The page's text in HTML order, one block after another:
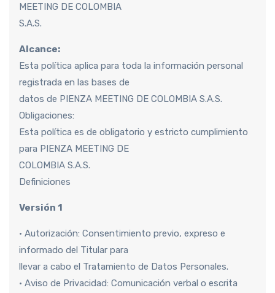
MEETING DE COLOMBIA
S.A.S.
Alcance:
Esta política aplica para toda la información personal
registrada en las bases de
datos de PIENZA MEETING DE COLOMBIA S.A.S.
Obligaciones:
Esta política es de obligatorio y estricto cumplimiento
para PIENZA MEETING DE
COLOMBIA S.A.S.
Definiciones
Versión 1
• Autorización: Consentimiento previo, expreso e
informado del Titular para
llevar a cabo el Tratamiento de Datos Personales.
• Aviso de Privacidad: Comunicación verbal o escrita